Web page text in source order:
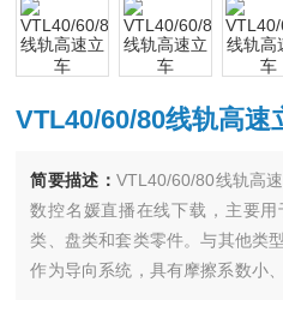
VTL40/60/80线轨高速
简要描述：VTL40/60/80线轨高速
数控名媛直播在线下载，主
类、盘类和套类零件。与其他
作为导向系统，具有摩擦系数小